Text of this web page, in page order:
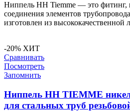
Ниппель HH Tiemme — это фитинг,
соединения элементов
изготовлен из высококачественной
-20% ХИТ
Сравнивать
Посмотреть
Запомнить
Ниппель HH TIEMME
для стальных труб